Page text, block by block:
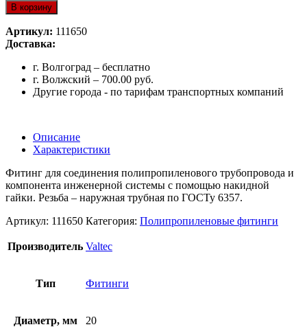
В корзину
Артикул: 111650
Доставка:
г. Волгоград – бесплатно
г. Волжский – 700.00 руб.
Другие города - по тарифам транспортных компаний
Описание
Характеристики
Фитинг для соединения полипропиленового трубопровода и
компонента инженерной системы с помощью накидной
гайки. Резьба – наружная трубная по ГОСТу 6357.
Артикул: 111650 Категория: Полипропиленовые фитинги
Производитель Valtec
Тип Фитинги
Диаметр, мм 20